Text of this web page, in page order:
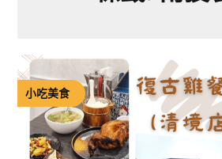
小吃美食